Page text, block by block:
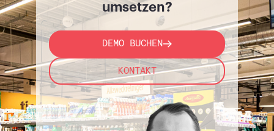
umsetzen?
DEMO BUCHEN
KONTAKT